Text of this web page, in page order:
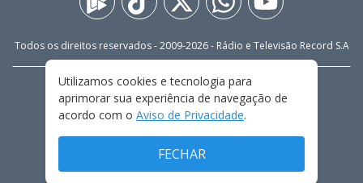
Todos os direitos reservados - 2009-2026- Rádio e Televisão Record S.A
FALE CONOSCO
PRIVACIDADE
TERMOS E CONDIÇÕES DE USO
Utilizamos cookies e tecnologia para
aprimorar sua experiência de navegação de
acordo com o Aviso de Privacidade.
FECHAR